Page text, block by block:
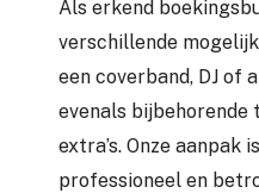
Als erkend
verschillende
een coverband, DJ of
evenals bijbehorende
extra’s. Onze aanpak
professioneel en